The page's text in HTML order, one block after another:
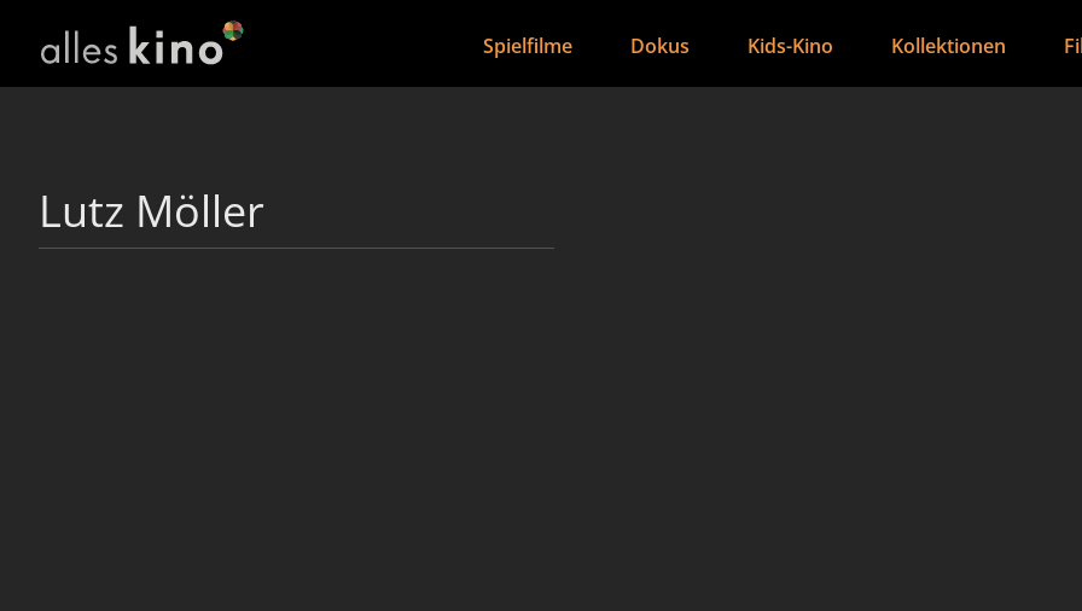
Spielfilme Dokus Kids-Kino Kollektionen
Lutz Möller